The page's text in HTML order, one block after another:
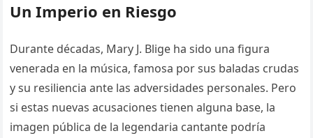
Un Imperio en Riesgo
Durante décadas, Mary J. Blige ha sido una figura
venerada en la música, famosa por sus baladas crudas
y su resiliencia ante las adversidades personales. Pero
si estas nuevas acusaciones tienen alguna base, la
imagen pública de la legendaria cantante podría